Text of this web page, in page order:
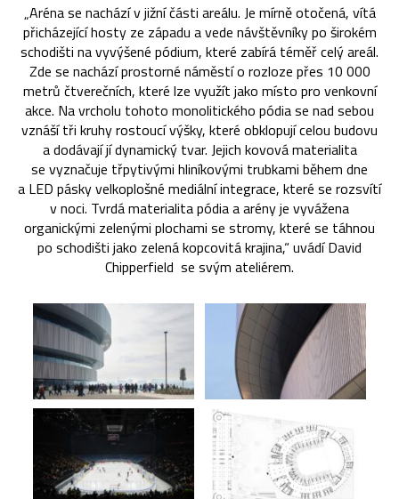
„Aréna se nachází v jižní části areálu. Je mírně otočená, vítá
přicházející hosty ze západu a vede návštěvníky po širokém
schodišti na vyvýšené pódium, které zabírá téměř celý areál.
Zde se nachází prostorné náměstí o rozloze přes 10 000
metrů čtverečních, které lze využít jako místo pro venkovní
akce. Na vrcholu tohoto monolitického pódia se nad sebou
vznáší tři kruhy rostoucí výšky, které obklopují celou budovu
a dodávají jí dynamický tvar. Jejich kovová materialita
se vyznačuje třpytivými hliníkovými trubkami během dne
a LED pásky velkoplošné mediální integrace, které se rozsvítí
v noci. Tvrdá materialita pódia a arény je vyvážena
organickými zelenými plochami se stromy, které se táhnou
po schodišti jako zelená kopcovitá krajina,“ uvádí David
Chipperfield se svým ateliérem.